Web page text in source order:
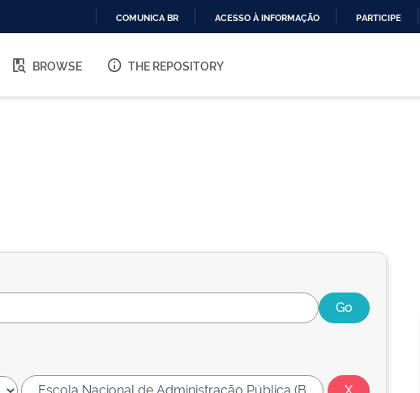
O
COMUNICA BR ACESSO À INFORMAÇÃO PARTICIPE
BROWSE THE REPOSITORY